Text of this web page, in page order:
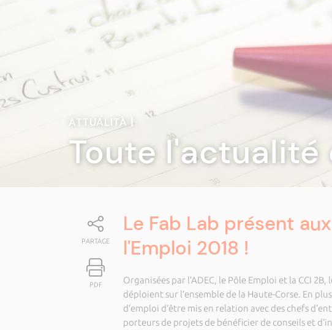
ATTUALITÀ|
Toute l'actualité
PARTAGE
PDF
Le Fab Lab présent
l'Emploi 2018 !
Organisées par l’ADEC, le Pôle Emploi et la CCI
déploient sur l’ensemble de la Haute-Corse. En
d’emploi d’être mis en relation avec des chefs
porteurs de projets de bénéficier de conseils et